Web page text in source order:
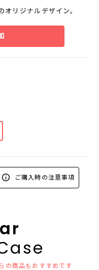
リジナルデザイン。
ご購入時の注意事項
の商品もおすすめです